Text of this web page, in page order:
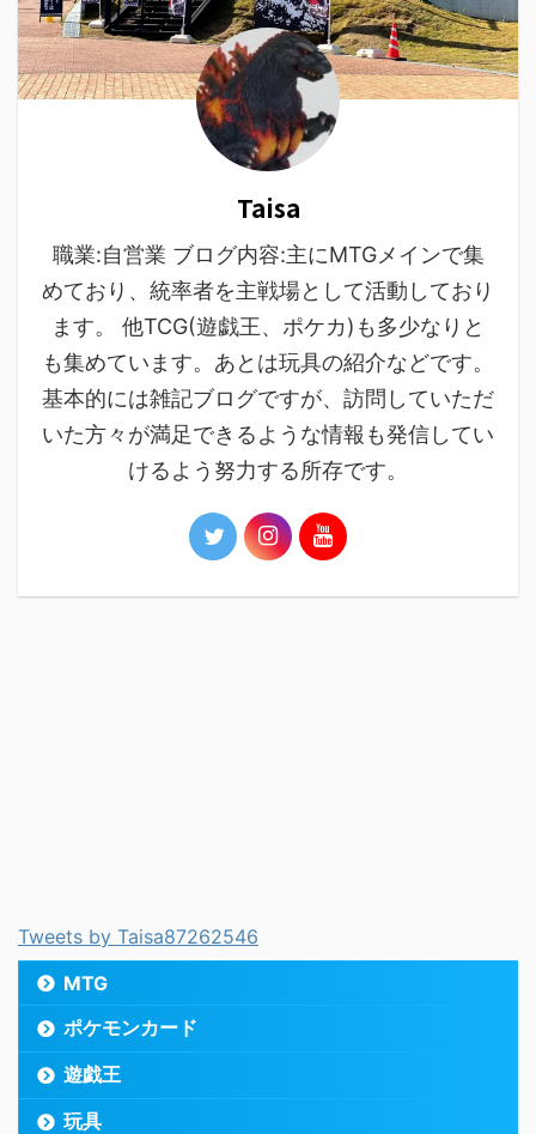
Taisa
職業:自営業 ブログ内容:主にMTGメインで集
めており、統率者を主戦場として活動しており
ます。 他TCG(遊戯王、ポケカ)も多少なりと
も集めています。あとは玩具の紹介などです。
基本的には雑記ブログですが、訪問していただ
いた方々が満足できるような情報も発信してい
けるよう努力する所存です。
Tweets by Taisa87262546
MTG
ポケモンカード
遊戯王
玩具